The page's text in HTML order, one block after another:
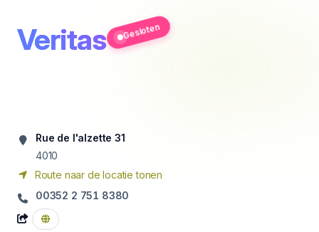
Veritas Gesloten
Rue de l'alzette 31
4010
Route naar de locatie tonen
00352 2 751 8380